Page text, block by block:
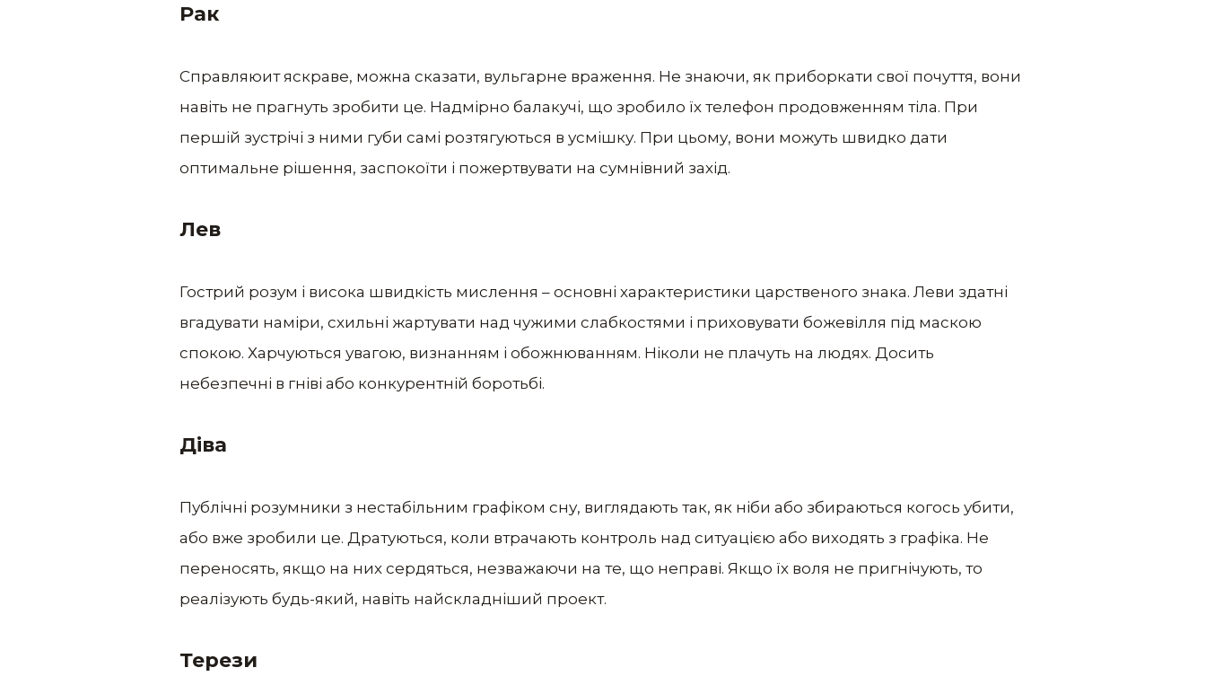
Рак
Справляюит яскраве, можна сказати, вульгарне враження. Не знаючи, як приборкати свої почуття, вони
навіть не прагнуть зробити це. Надмірно балакучі, що зробило їх телефон продовженням тіла. При
першій зустрічі з ними губи самі розтягуються в усмішку. При цьому, вони можуть швидко дати
оптимальне рішення, заспокоїти і пожертвувати на сумнівний захід.
Лев
Гострий розум і висока швидкість мислення – основні характеристики царственого знака. Леви здатні
вгадувати наміри, схильні жартувати над чужими слабкостями і приховувати божевілля під маскою
спокою. Харчуються увагою, визнанням і обожнюванням. Ніколи не плачуть на людях. Досить
небезпечні в гніві або конкурентній боротьбі.
Діва
Публічні розумники з нестабільним графіком сну, виглядають так, як ніби або збираються когось убити,
або вже зробили це. Дратуються, коли втрачають контроль над ситуацією або виходять з графіка. Не
переносять, якщо на них сердяться, незважаючи на те, що неправі. Якщо їх воля не пригнічують, то
реалізують будь-який, навіть найскладніший проект.
Терези